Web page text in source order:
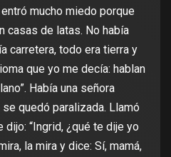
mucho miedo porque
casas de latas. No había
carretera, todo era tierra y
que yo me decía: hablan
Había una señora
quedó paralizada. Llamó
dijo: “Ingrid, ¿qué te dije yo
la mira y dice: Sí, mamá,